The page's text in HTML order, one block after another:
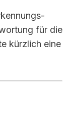
für die
kürzlich eine